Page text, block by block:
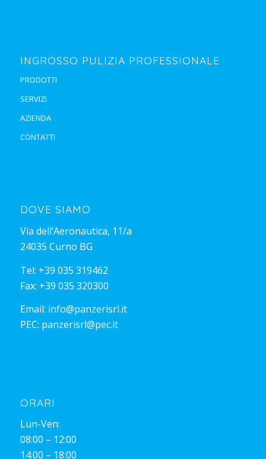
INGROSSO PULIZIA PROFESSIONALE
PRODOTTI
SERVIZI
AZIENDA
CONTATTI
DOVE SIAMO
Via dell’Aeronautica, 11/a
24035 Curno BG
Tel: +39 035 319462
Fax: +39 035 320300
Email: info@panzerisrl.it
PEC: panzerisrl@pec.it
ORARI
Lun-Ven:
08:00 – 12:00
14:00 – 18:00